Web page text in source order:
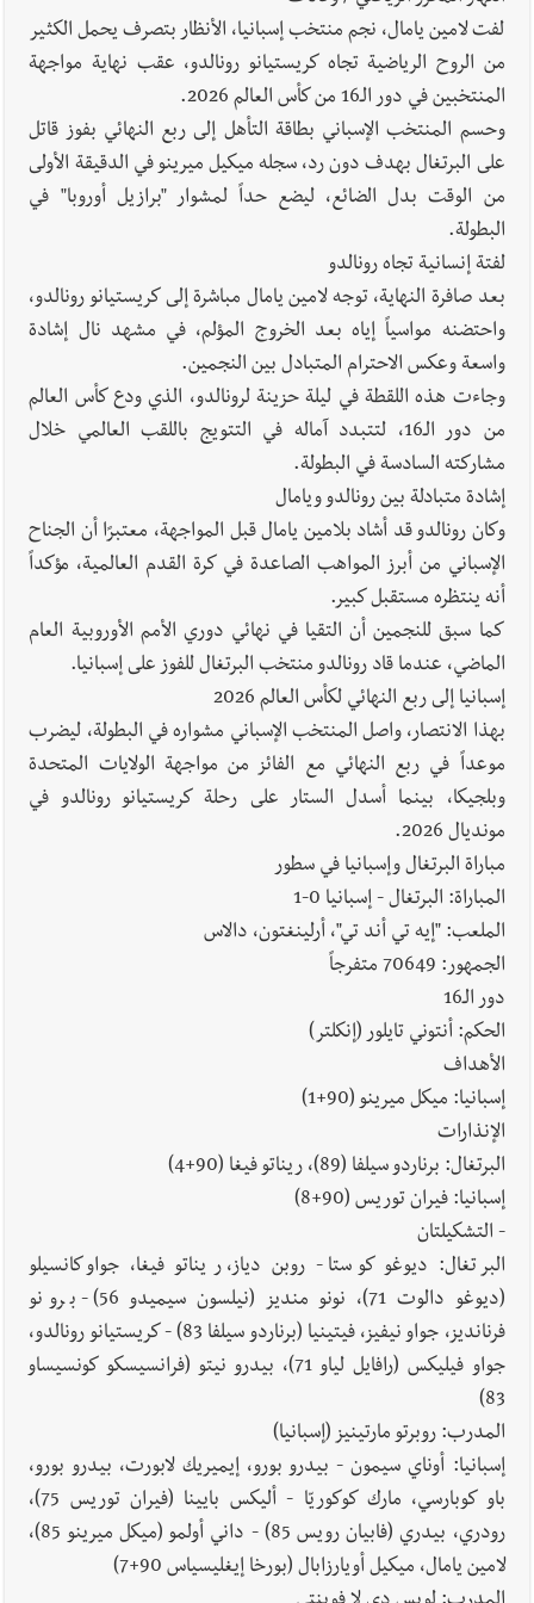
أخبار لبنان إنفجار مرفأ أم إنفجار دولة؟... كيف نحمي لبنان؟
أخبار لبنان
راتب النائب من 3 آلاف إلى 5 آلاف دولار شهرياً...
فكيف أقرّت الزيادة؟
أخبار لبنان مواجهة مؤجّلة لنزاع طويل
العالم العربي
شُيّعوا في ‫غزة‬ بعد أن بقوا تحت الأنقاض منذ عام 2023: أيُعقل أن
يبقى الشعب الفلسطيني يعيش كل هذا الألم؟ وإلى متى تستمر هذه
المعاناة التي تمزق القلوب والضمائر؟
أخبار العالم الرئيس الأميركي ترامب يحذّر إيران من ضربة قوية...
وإعلام إيراني: الاتّفاق مع عُمان مؤجّل ما دامت التهديدات مستمرّة
لفت لامين يامال، نجم منتخب إسبانيا، الأنظار بتصرف يحمل الكثير
من الروح الرياضية تجاه كريستيانو رونالدو، عقب نهاية مواجهة
المنتخبين في دور الـ16 من كأس العالم 2026.
وحسم المنتخب الإسباني بطاقة التأهل إلى ربع النهائي بفوز قاتل
على البرتغال بهدف دون رد، سجله ميكيل ميرينو في الدقيقة الأولى
من الوقت بدل الضائع، ليضع حداً لمشوار "برازيل أوروبا" في
البطولة.
لفتة إنسانية تجاه رونالدو
بعد صافرة النهاية، توجه لامين يامال مباشرة إلى كريستيانو رونالدو،
واحتضنه مواسياً إياه بعد الخروج المؤلم، في مشهد نال إشادة
واسعة وعكس الاحترام المتبادل بين النجمين.
وجاءت هذه اللقطة في ليلة حزينة لرونالدو، الذي ودع كأس العالم
من دور الـ16، لتتبدد آماله في التتويج باللقب العالمي خلال
مشاركته السادسة في البطولة.
إشادة متبادلة بين رونالدو ويامال
وكان رونالدو قد أشاد بلامين يامال قبل المواجهة، معتبرًا أن الجناح
الإسباني من أبرز المواهب الصاعدة في كرة القدم العالمية، مؤكداً
أنه ينتظره مستقبل كبير.
كما سبق للنجمين أن التقيا في نهائي دوري الأمم الأوروبية العام
الماضي، عندما قاد رونالدو منتخب البرتغال للفوز على إسبانيا.
إسبانيا إلى ربع النهائي لكأس العالم 2026
بهذا الانتصار، واصل المنتخب الإسباني مشواره في البطولة، ليضرب
موعداً في ربع النهائي مع الفائز من مواجهة الولايات المتحدة
وبلجيكا، بينما أسدل الستار على رحلة كريستيانو رونالدو في
مونديال 2026.
مباراة البرتغال وإسبانيا في سطور
المباراة: البرتغال - إسبانيا 0-1
الملعب: "إيه تي أند تي"، أرلينغتون، دالاس
الجمهور: 70649 متفرجاً
دور الـ16
الحكم: أنتوني تايلور (إنكلتر)
الأهداف
إسبانيا: ميكل ميرينو (90+1)
الإنذارات
البرتغال: برناردو سيلفا (89)، ريناتو فيغا (90+4)
إسبانيا: فيران توريس (90+8)
- التشكيلتان
البرتغال: ديوغو كوستا - روبن دياز، ريناتو فيغا، جواو كانسيلو
(ديوغو دالوت 71)، نونو منديز (نيلسون سيميدو 56) - برونو
فرنانديز، جواو نيفيز، فيتينيا (برناردو سيلفا 83) - كريستيانو رونالدو،
جواو فيليكس (رافايل لياو 71)، بيدرو نيتو (فرانسيسكو كونسيساو
83)
المدرب: روبرتو مارتينيز (إسبانيا)
إسبانيا: أوناي سيمون - بيدرو بورو، إيميريك لابورت، بيدرو بورو،
باو كوبارسي، مارك كوكوريّا - أليكس بايينا (فيران توريس 75)،
رودري، بيدري (فابيان رويس 85) - داني أولمو (ميكل ميرينو 85)،
لامين يامال، ميكيل أويارزابال (بورخا إيغليسياس 90+7)